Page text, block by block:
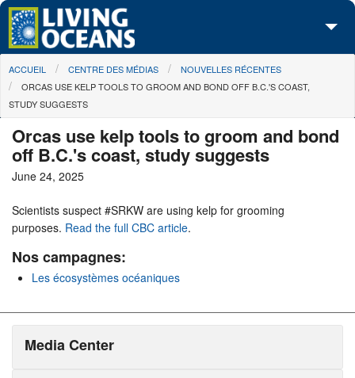
Skip to main content
À propos de nous
Nos campagnes
Centre des Médias
Les Cartes
Passez à l'action
You are here
ACCUEIL CENTRE DES MÉDIAS
NOUVELLES RÉCENTES
ORCAS USE KELP TOOLS TO GROOM AND BOND OFF B.C.'S COAST,
STUDY SUGGESTS
Orcas use kelp tools to groom and bond
off B.C.'s coast, study suggests
June 24, 2025
Scientists suspect #SRKW are using kelp for grooming
purposes. Read the full CBC article.
Nos campagnes:
Les écosystèmes océaniques
Media Center